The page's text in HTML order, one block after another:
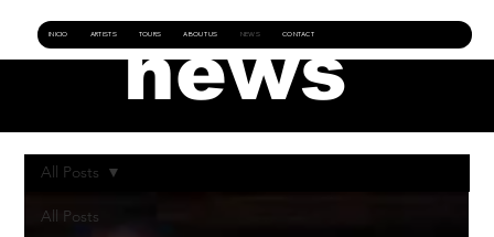
news
All Posts
All Posts
INICIO ARTISTS TOURS ABOUT US NEWS CONTACT